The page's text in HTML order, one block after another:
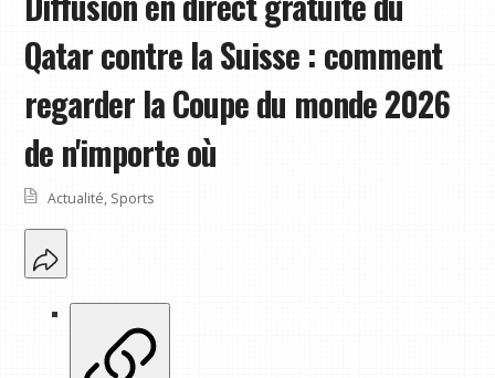
Qatar contre la Suisse : comment
regarder la Coupe du monde 2026
de n'importe où
Actualité, Sports